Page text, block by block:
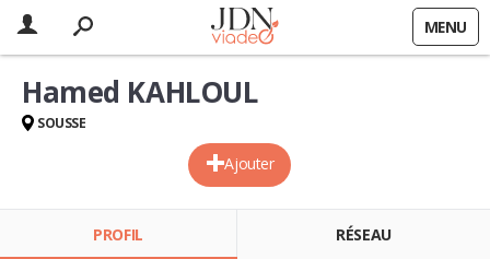
MENU
Ajouter
Hamed KAHLOUL
SOUSSE
PROFIL RÉSEAU